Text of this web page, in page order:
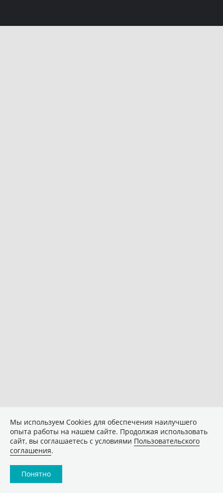
Мы используем Сookies для обеспечения наилучшего
опыта работы на нашем сайте. Продолжая использовать
сайт, вы соглашаетесь с условиями Пользовательского
соглашения.
Понятно